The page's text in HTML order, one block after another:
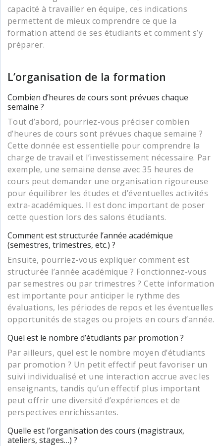
capacité à travailler en équipe, ces indications
permettent de mieux comprendre ce que la
formation attend de ses étudiants et comment s’y
préparer.
L’organisation de la formation
Combien d’heures de cours sont prévues chaque
semaine ?
Tout d’abord, pourriez-vous préciser combien
d’heures de cours sont prévues chaque semaine ?
Cette donnée est essentielle pour comprendre la
charge de travail et l’investissement nécessaire. Par
exemple, une semaine dense avec 35 heures de
cours peut demander une organisation rigoureuse
pour équilibrer les études et d’éventuelles activités
extra-académiques. Il est donc important de poser
cette question lors des salons étudiants.
Comment est structurée l’année académique
(semestres, trimestres, etc.) ?
Ensuite, pourriez-vous expliquer comment est
structurée l’année académique ? Fonctionnez-vous
par semestres ou par trimestres ? Cette information
est importante pour anticiper le rythme des
évaluations, les périodes de repos et les éventuelles
opportunités de stages ou projets en cours d’année.
Quel est le nombre d’étudiants par promotion ?
Par ailleurs, quel est le nombre moyen d’étudiants
par promotion ? Un petit effectif peut favoriser un
suivi individualisé et une interaction accrue avec les
enseignants, tandis qu’un effectif plus important
peut offrir une diversité d’expériences et de
perspectives enrichissantes.
Quelle est l’organisation des cours (magistraux,
ateliers, stages…) ?